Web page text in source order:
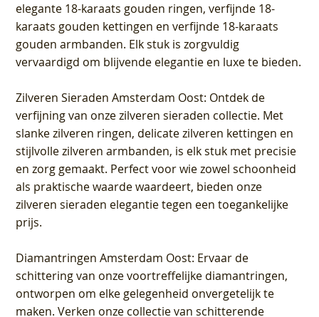
elegante 18-karaats gouden ringen, verfijnde 18-
karaats gouden kettingen en verfijnde 18-karaats
gouden armbanden. Elk stuk is zorgvuldig
vervaardigd om blijvende elegantie en luxe te bieden.
Zilveren Sieraden Amsterdam Oost: Ontdek de
verfijning van onze zilveren sieraden collectie. Met
slanke zilveren ringen, delicate zilveren kettingen en
stijlvolle zilveren armbanden, is elk stuk met precisie
en zorg gemaakt. Perfect voor wie zowel schoonheid
als praktische waarde waardeert, bieden onze
zilveren sieraden elegantie tegen een toegankelijke
prijs.
Diamantringen Amsterdam Oost: Ervaar de
schittering van onze voortreffelijke diamantringen,
ontworpen om elke gelegenheid onvergetelijk te
maken. Verken onze collectie van schitterende